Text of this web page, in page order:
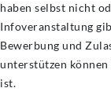
haben selbst nicht
Infoveranstaltung
Bewerbung und
unterstützen
ist.